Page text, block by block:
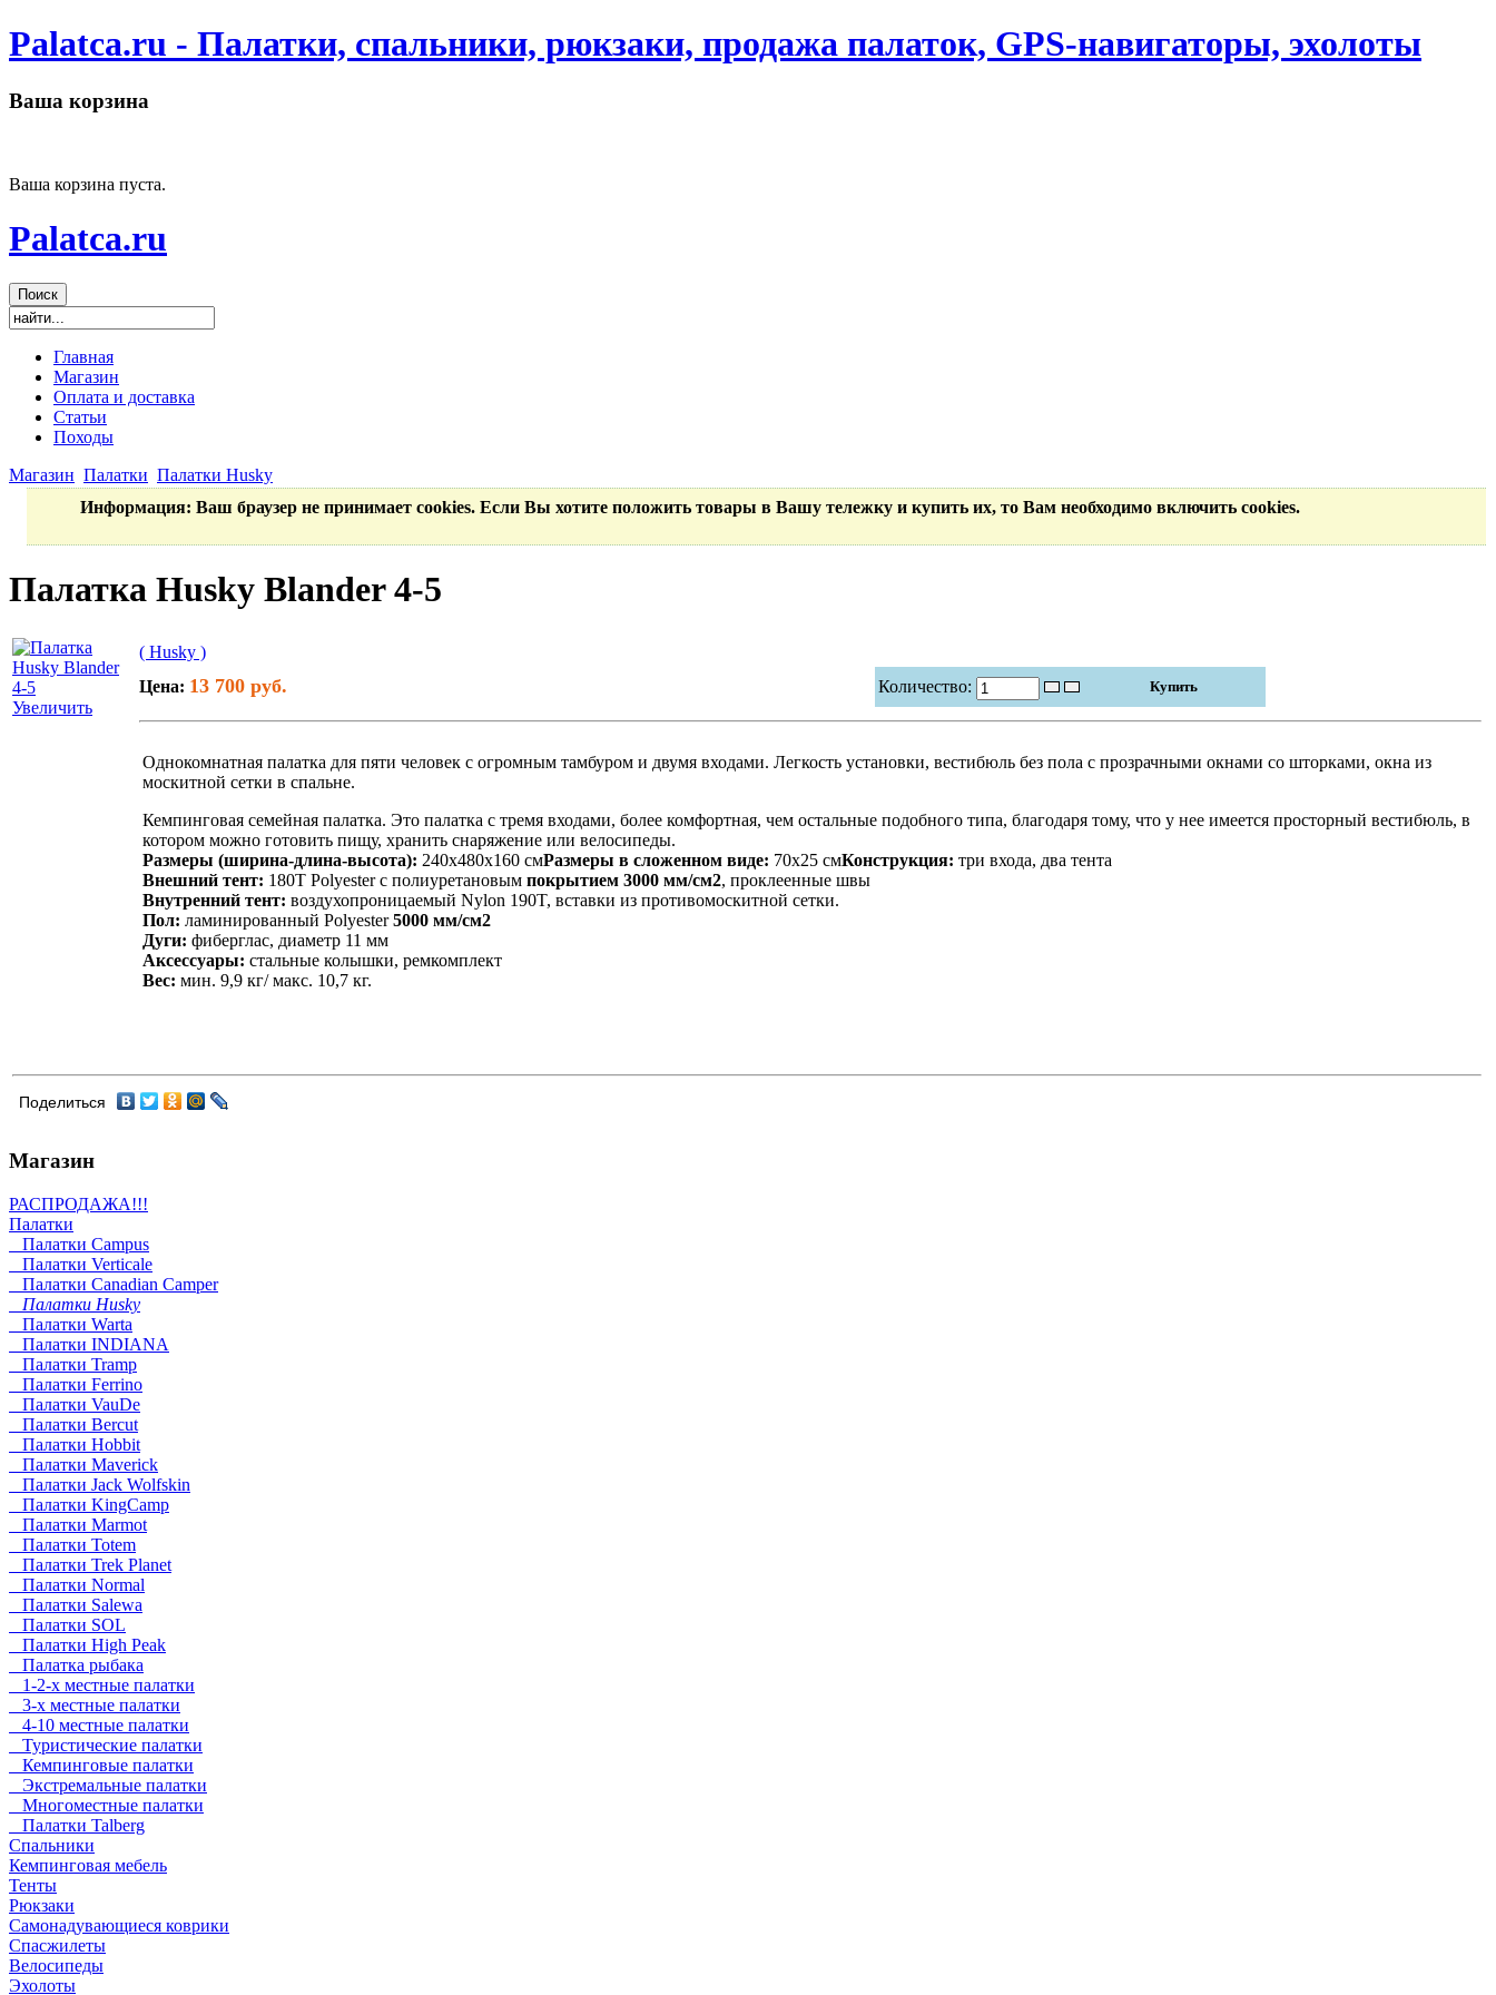
Palatca.ru - Палатки, спальники, рюкзаки, продажа палаток, GPS-навигаторы, эхолоты
Ваша корзина
Ваша корзина пуста.
Palatca.ru
Главная
Магазин
Оплата и доставка
Статьи
Походы
Магазин Палатки Палатки Husky
Информация: Ваш браузер не принимает cookies. Если Вы хотите положить товары в Вашу тележку и купить их, то Вам необходимо включить cookies.
Палатка Husky Blander 4-5
Увеличить
( Husky )
Цена: 13 700 руб. Количество:
Однокомнатная палатка для пяти человек с огромным тамбуром и двумя входами. Легкость установки, вестибюль без пола с прозрачными окнами со шторками, окна из
москитной сетки в спальне.
Кемпинговая семейная палатка. Это палатка с тремя входами, более комфортная, чем остальные подобного типа, благодаря тому, что у нее имеется просторный вестибюль, в
котором можно готовить пищу, хранить снаряжение или велосипеды.
Размеры (ширина-длина-высота): 240х480х160 смРазмеры в сложенном виде: 70х25 смКонструкция: три входа, два тента
Внешний тент: 180Т Polyester с полиуретановым покрытием 3000 мм/см2, проклеенные швы
Внутренний тент: воздухопроницаемый Nylon 190T, вставки из противомоскитной сетки.
Пол: ламинированный Polyester5000 мм/см2
Дуги: фиберглас, диаметр 11 мм
Аксессуары: стальные колышки, ремкомплект
Вес: мин. 9,9 кг/ макс. 10,7 кг.
Поделиться
Магазин
РАСПРОДАЖА!!!
Палатки
Палатки Campus
Палатки Verticale
Палатки Canadian Camper
Палатки Husky
Палатки Warta
Палатки INDIANA
Палатки Tramp
Палатки Ferrino
Палатки VauDe
Палатки Bercut
Палатки Hobbit
Палатки Maverick
Палатки Jack Wolfskin
Палатки KingCamp
Палатки Marmot
Палатки Totem
Палатки Trek Planet
Палатки Normal
Палатки Salewa
Палатки SOL
Палатки High Peak
Палатка рыбака
1-2-х местные палатки
3-х местные палатки
4-10 местные палатки
Туристические палатки
Кемпинговые палатки
Экстремальные палатки
Многоместные палатки
Палатки Talberg
Спальники
Кемпинговая мебель
Тенты
Рюкзаки
Самонадувающиеся коврики
Спасжилеты
Велосипеды
Эхолоты